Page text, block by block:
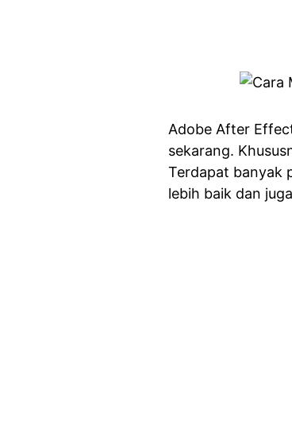
Adobe After
sekarang.
Terdapat banyak
lebih baik dan